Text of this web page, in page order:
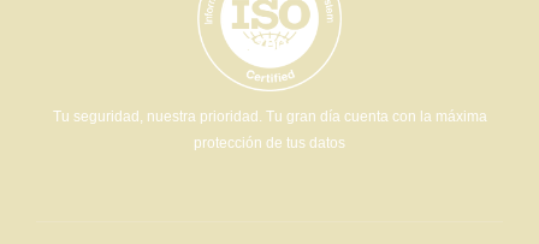
Tu seguridad, nuestra prioridad. Tu gran día cuenta con la máxima
protección de tus datos